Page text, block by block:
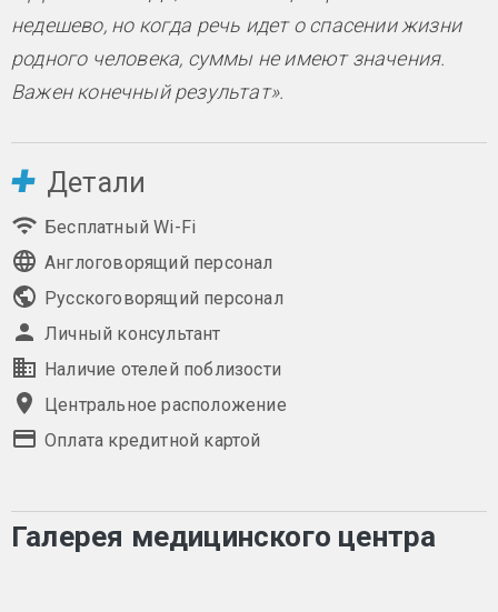
недешево, но когда речь идет о спасении жизни
родного человека, суммы не имеют значения.
Важен конечный результат».
Детали
Бесплатный Wi-Fi
Англоговорящий персонал
Русскоговорящий персонал
Личный консультант
Наличие отелей поблизости
Центральное расположение
Оплата кредитной картой
Галерея медицинского центра